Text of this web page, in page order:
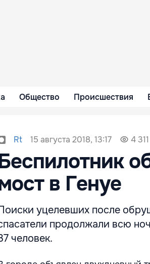
Общество Происшествия
Rt 15 августа 2018, 13:17 4 311
в Генуе
уцелевших после
продолжали всю
человек.